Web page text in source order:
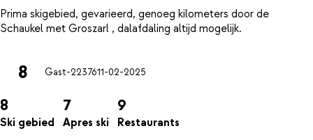
Prima skigebied, gevarieerd, genoeg kilometers door de
8 Gast-2237611-02-2025
8
Ski gebied
7
Apres ski
9
Restaurants